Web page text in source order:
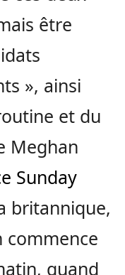
être
», ainsi
et du
Meghan
Sunday
britannique,
commence
quand